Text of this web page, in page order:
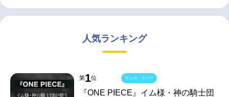
人気ランキング
第1位
『ONE PIECE』イム様・神の騎士団
マンガ・ラノベ